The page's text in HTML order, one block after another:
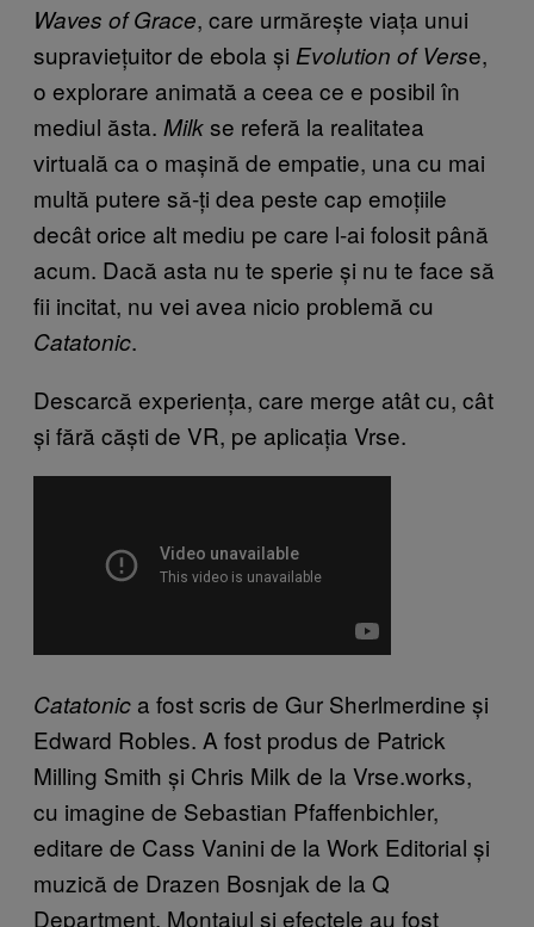
Waves of Grace, care urmărește viața unui
supraviețuitor de ebola și Evolution of Verse,
o explorare animată a ceea ce e posibil în
mediul ăsta. Milkse referă la realitatea
virtuală ca o mașină de empatie, una cu mai
multă putere să-ți dea peste cap emoțiile
decât orice alt mediu pe care l-ai folosit până
acum. Dacă asta nu te sperie și nu te face să
fii incitat, nu vei avea nicio problemă cu
Catatonic.
Descarcă experiența, care merge atât cu, cât
și fără căști de VR, pe aplicația Vrse.
Catatonic a fost scris de Gur Sherlmerdine și
Edward Robles. A fost produs de Patrick
Milling Smith și Chris Milk de la Vrse.works,
cu imagine de Sebastian Pfaffenbichler,
editare de Cass Vanini de la Work Editorial și
muzică de Drazen Bosnjak de la Q
Department. Montajul și efectele au fost